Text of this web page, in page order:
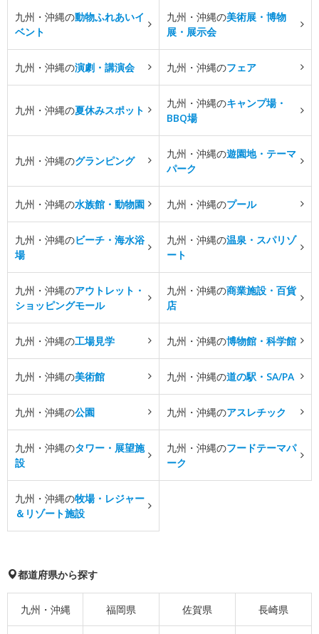
九州・沖縄の動物ふれあいイ
ベント
九州・沖縄の美術展・博物
展・展示会
九州・沖縄の演劇・講演会 九州・沖縄のフェア
九州・沖縄の夏休みスポット
九州・沖縄のキャンプ場・
BBQ場
九州・沖縄のグランピング
九州・沖縄の遊園地・テーマ
パーク
九州・沖縄の水族館・動物園 九州・沖縄のプール
九州・沖縄のビーチ・海水浴
場
九州・沖縄の温泉・スパリゾ
ート
九州・沖縄のアウトレット・
ショッピングモール
九州・沖縄の商業施設・百貨
店
九州・沖縄の工場見学 九州・沖縄の博物館・科学館
九州・沖縄の美術館 九州・沖縄の道の駅・SA/PA
九州・沖縄の公園 九州・沖縄のアスレチック
九州・沖縄のタワー・展望施
設
九州・沖縄のフードテーマパ
ーク
九州・沖縄の牧場・レジャー
＆リゾート施設
都道府県から探す
九州・沖縄 福岡県 佐賀県 長崎県